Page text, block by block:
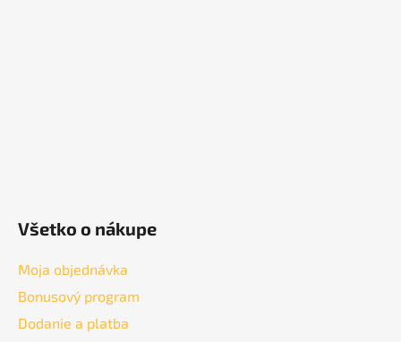
Všetko o nákupe
Moja objednávka
Bonusový program
Dodanie a platba